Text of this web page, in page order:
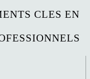
CLES EN